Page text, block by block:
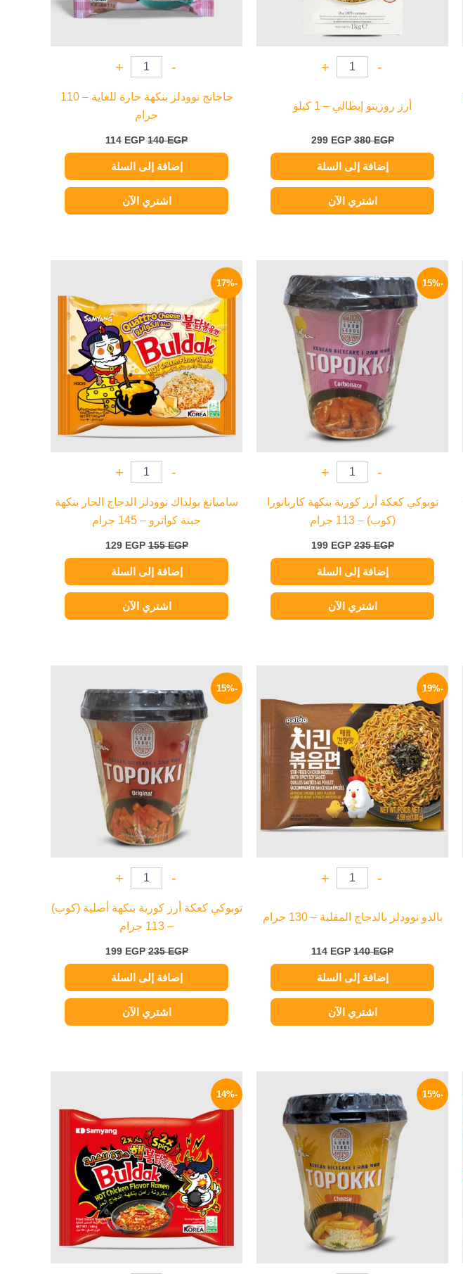
-
+
أرز روزيتو إيطالي – 1 كيلو
380EGP
299 EGP
إضافة إلى السلة
اشتري الآن
-
+
جاجانج نوودلز بنكهة حارة للغاية – 110
جرام
140EGP
114 EGP
إضافة إلى السلة
اشتري الآن
-15%
-
+
توبوكي كعكة أرز كورية بنكهة كاربانورا
(كوب) – 113 جرام
235EGP
الأصلي
هو:
235 EGP.
199 EGP
الحالي
هو:
199 EGP.
إضافة إلى السلة
اشتري الآن
-17%
-
+
ساميانغ بولداك نوودلز الدجاج الحار بنكهة
جبنة كواترو – 145 جرام
155EGP
155 EGP.
129 EGP
129 EGP.
إضافة إلى السلة
اشتري الآن
-19%
-
+
بالدو نوودلز بالدجاج المقلية – 130 جرام
140EGP
140 EGP.
114 EGP
114 EGP.
إضافة إلى السلة
اشتري الآن
-15%
-
+
توبوكي كعكة أرز كورية بنكهة أصلية (كوب)
– 113 جرام
235EGP
هو:
235 EGP.
199 EGP
هو:
199 EGP.
إضافة إلى السلة
اشتري الآن
-15%
هو:
235 EGP.
هو:
199 EGP.
-14%
150 EGP.
129 EGP.